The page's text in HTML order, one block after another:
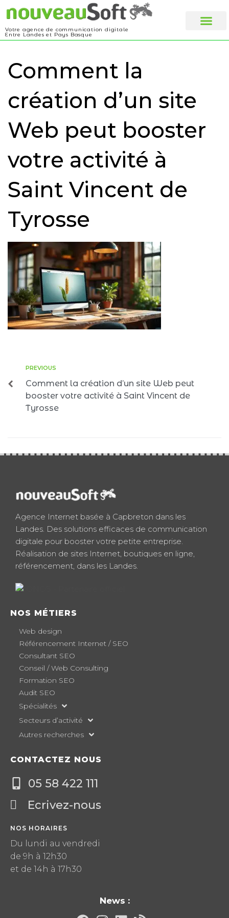
Votre agence de communication digitale
Entre Landes et Pays Basque
Comment la
création d’un site
Web peut booster
votre activité à
Saint Vincent de
Tyrosse
PREVIOUS
Comment la création d’un site Web peut
booster votre activité à Saint Vincent de
Tyrosse
Agence Internet basée à Capbreton dans les
Landes. Des solutions efficaces de communication
digitale pour booster votre petite entreprise.
Réalisation de sites Internet, boutiques en ligne,
référencement, dans les Landes.
NOS MÉTIERS
Web design
Référencement Internet / SEO
Consultant SEO
Conseil / Web Consulting
Formation SEO
Audit SEO
Spécialités
Secteurs d’activité
Autres recherches
CONTACTEZ NOUS
05 58 422 111
Ecrivez-nous
NOS HORAIRES
Du lundi au vendredi
de 9h à 12h30
et de 14h à 17h30
News :